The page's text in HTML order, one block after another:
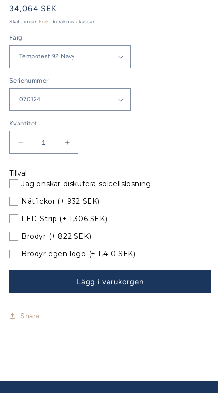
Ordinarie
pris
34,064 SEK
Skatt ingår. Frakt beräknas i kassan.
Färg
Serienummer
Kvantitet
Minska
kvantitet
Jeanneau
Sun
Odyssey
Sprayhood
nya
bågar
Öka
kvantitet
Sun
Odyssey
Sprayhood
nya
bågar
Tillval
Jag önskar diskutera solcellslösning
Nätfickor (+ 932 SEK)
LED-Strip (+ 1,306 SEK)
Brodyr (+ 822 SEK)
Brodyr egen logo (+ 1,410 SEK)
Lägg i varukorgen
Share